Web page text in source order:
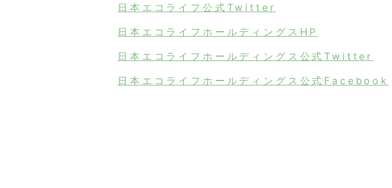
日本エコライフ公式Twitter
日本エコライフホールディングスHP
日本エコライフホールディングス公式Twitter
日本エコライフホールディングス公式Facebook